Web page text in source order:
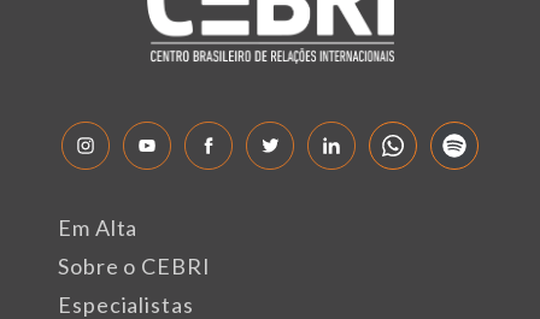
Em Alta
Sobre o CEBRI
Especialistas